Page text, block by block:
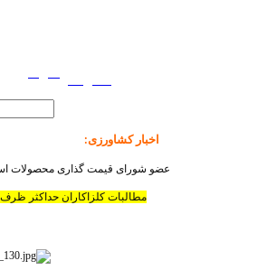
اخبار کشاورزی:
عضو شورای قیمت گذاری محصولات
مطالبات کلزاکاران حداکثر